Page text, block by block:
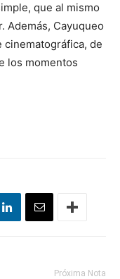
que al mismo
Además, Cayuqueo
de
los momentos
Próxima Nota